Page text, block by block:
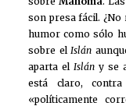
son presa fácil. ¿No
humor como sólo
sobre el Islán
aparta el Islán y se
está claro,
«políticamente